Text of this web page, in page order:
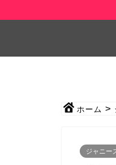
ホーム >
ジャニー